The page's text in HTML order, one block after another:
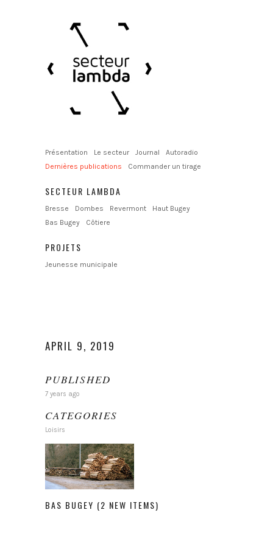
Présentation Le secteur Journal
Autoradio
Dernières publications
Commander un tirage
SECTEUR LAMBDA
Bresse Dombes Revermont
Haut Bugey
Bas Bugey
Côtiere
PROJETS
Jeunesse municipale
APRIL 9, 2019
PUBLISHED
7 years ago
CATEGORIES
Loisirs
BAS BUGEY (2 NEW ITEMS)